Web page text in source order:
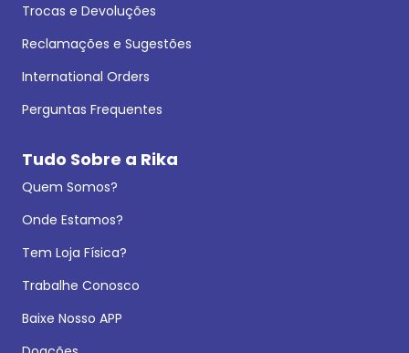
Trocas e Devoluções
Reclamações e Sugestões
International Orders
Perguntas Frequentes
Tudo Sobre a Rika
Quem Somos?
Onde Estamos?
Tem Loja Física?
Trabalhe Conosco
Baixe Nosso APP